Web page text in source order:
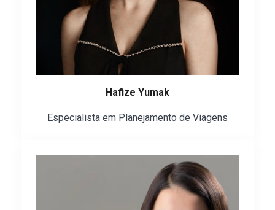
Hafize Yumak
Especialista em Planejamento de Viagens